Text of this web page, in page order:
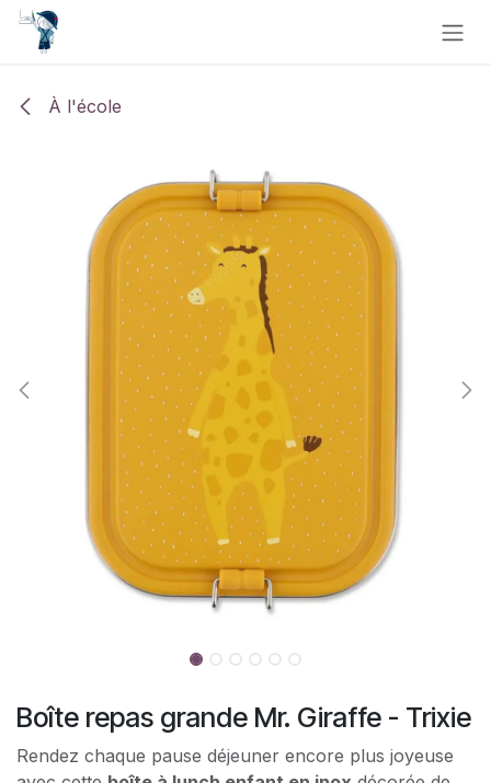
Se rendre au contenu
À l'école
Boîte repas grande Mr. Giraffe - Trixie
Rendez chaque pause déjeuner encore plus joyeuse